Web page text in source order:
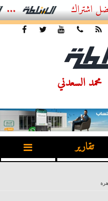
الدليل الشامل لاختيار حلول العزل وكشف التسربات مع شركة بناء...
محمد السعدني
تقارير